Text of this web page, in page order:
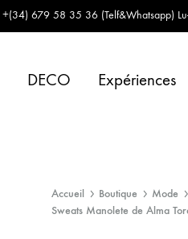
+(34) 679 58 35 36 (Telf&Whatsapp)
DECO Expériences
Accueil Boutique Mode
Sweats Manolete de Alma